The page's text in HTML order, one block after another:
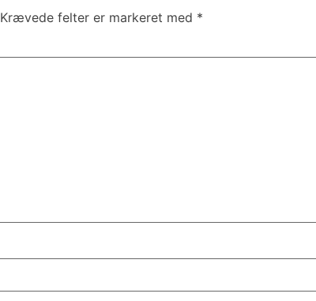
Krævede felter er markeret med *